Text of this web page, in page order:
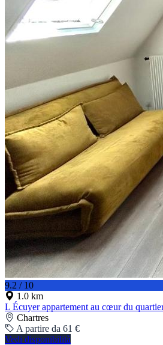
9.2 / 10
1.0 km
L Écuyer appartement au cœur du
Chartres
A partire da 61 €
Vedi disponibilità